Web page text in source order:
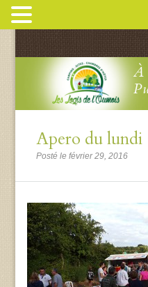
À
Apero du lundi
Posté le février 29, 2016